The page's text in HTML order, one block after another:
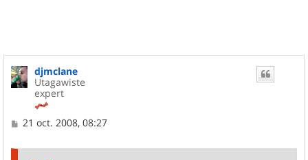
djmclane
Utagawiste
expert
M
21 oct. 2008, 08:27